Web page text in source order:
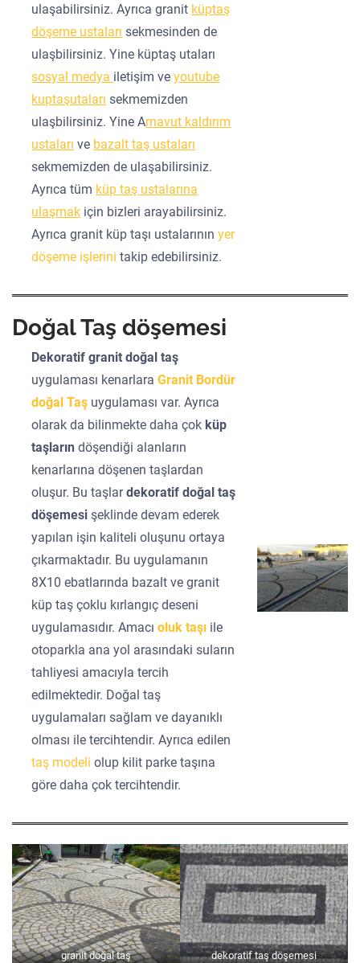
ulaşabilirsiniz. Ayrıca granit küptaş
döşeme ustaları sekmesinden de
ulaşbilirsiniz. Yine küptaş utaları
sosyal medya iletişim veyoutube
kuptaşutaları sekmemizden
ulaşbilirsiniz. Yine Arnavut kaldırım
ustaları ve bazalt taş ustaları
sekmemizden de ulaşabilirsiniz.
Ayrıca tüm küp taş ustalarına
ulaşmak için bizleri arayabilirsiniz.
Ayrıca granit küp taşı ustalarının yer
döşeme işlerini takip edebilirsiniz.
Doğal Taş döşemesi
Dekoratif granit doğal taş
uygulaması kenarlaraGranit Bordür
doğal Taş uygulaması var. Ayrıca
olarak da bilinmekte daha çok küp
taşların döşendiği alanların
kenarlarına döşenen taşlardan
oluşur. Bu taşlardekoratif doğal taş
döşemesişeklinde devam ederek
yapılan işin kaliteli oluşunu ortaya
çıkarmaktadır. Bu uygulamanın
8X10 ebatlarında bazalt ve granit
küp taş çoklu kırlangıç deseni
uygulamasıdır. Amacıoluk taşı ile
otoparkla ana yol arasındaki suların
tahliyesi amacıyla tercih
edilmektedir. Doğal taş
uygulamaları sağlam ve dayanıklı
olması ile tercihtendir. Ayrıca edilen
taş modeliolup kilit parke taşına
göre daha çok tercihtendir.
granit doğal taş dekoratif taş döşemesi